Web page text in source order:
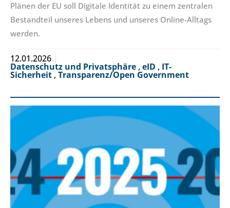
Plänen der EU soll Digitale Identität zu einem zentralen
Bestandteil unseres Lebens und unseres Online-Alltags
werden.
12.01.2026
Datenschutz und Privatsphäre , eID , IT-
Sicherheit , Transparenz/Open Government